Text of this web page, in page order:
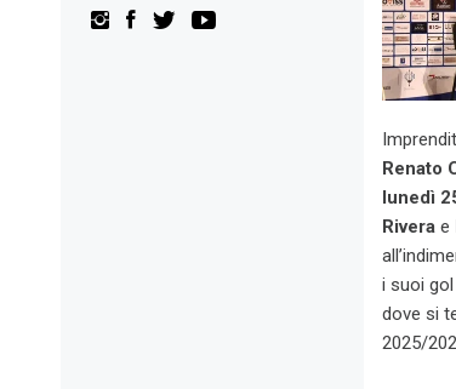
Renato
lunedì
Rivera e
i suoi
dove si
2025/